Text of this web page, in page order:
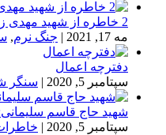
2 خاطره از شهید مهدی زین الدین
مه 17, 2021
| جنگ نرم,
دفترچه اعمال
سپتامبر 5, 2020
| سنگر
شهید حاج قاسم
سپتامبر 5, 2020
|